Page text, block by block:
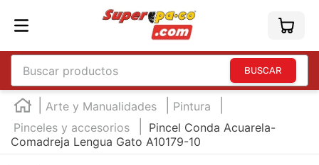
Buscar productos
Arte y Manualidades
Pintura
Pinceles y accesorios
Pincel Conda Acuarela-
Comadreja Lengua Gato A10179-10
TÉRMINOS MÁS BUSCADOS
1 .
england
2.
marcador e300